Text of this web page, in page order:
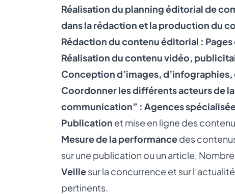
Réalisation du planning éditorial de
dans la rédaction et la production du
Rédaction du contenu éditorial :
Réalisation du contenu vidéo,
Conception d’images,
Coordonner les différents acteurs de
communication” : Agences
Publication et mise en ligne des
Mesure de la performancedes
sur une publication ou un article,
Veillesur la concurrence et sur
pertinents.